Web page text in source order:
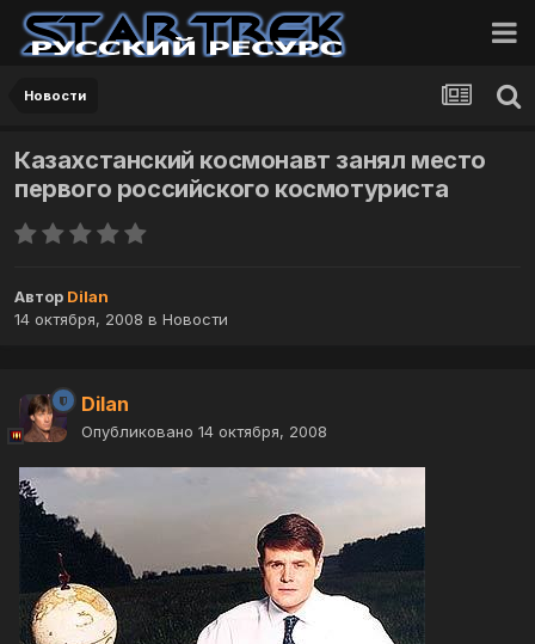
Новости
Казахстанский космонавт занял место
первого российского космотуриста
Автор Dilan
14 октября, 2008 в Новости
Dilan
Опубликовано 14 октября, 2008